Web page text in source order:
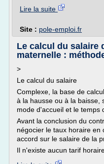
Lire la suite
Site : pole-emploi.fr
Le calcul du salaire
maternelle :
>
Le calcul du salaire
Complexe, la base de
à la hausse ou à la baisse,
mode d'accueil et le temps
Avant la conclusion du
négocier le taux horaire en
accord sur le salaire de la
Il n'existe aucun tarif horaire